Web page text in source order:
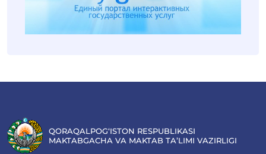
QORAQALPOG‘ISTON RESPUBLIKASI
MAKTABGACHA VA MAKTAB TA’LIMI VAZIRLIGI